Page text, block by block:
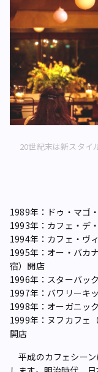
20世紀末は新スタイ
1989年：ドゥ・マゴ
1993年：カフェ・デ
1994年：カフェ・ヴ
1995年：オー・バカ
宿）開店
1996年：スターバッ
1997年：バワリーキ
1998年：オーガニッ
1999年：ヌフカフェ
開店
平成のカフェシー